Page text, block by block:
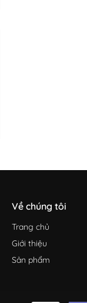
Về chúng tôi
Trang chủ
Giới thiệu
Sản phẩm